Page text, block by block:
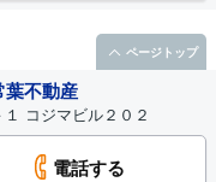
葉不動産
コジマビル２０２
電話する
ページトップ